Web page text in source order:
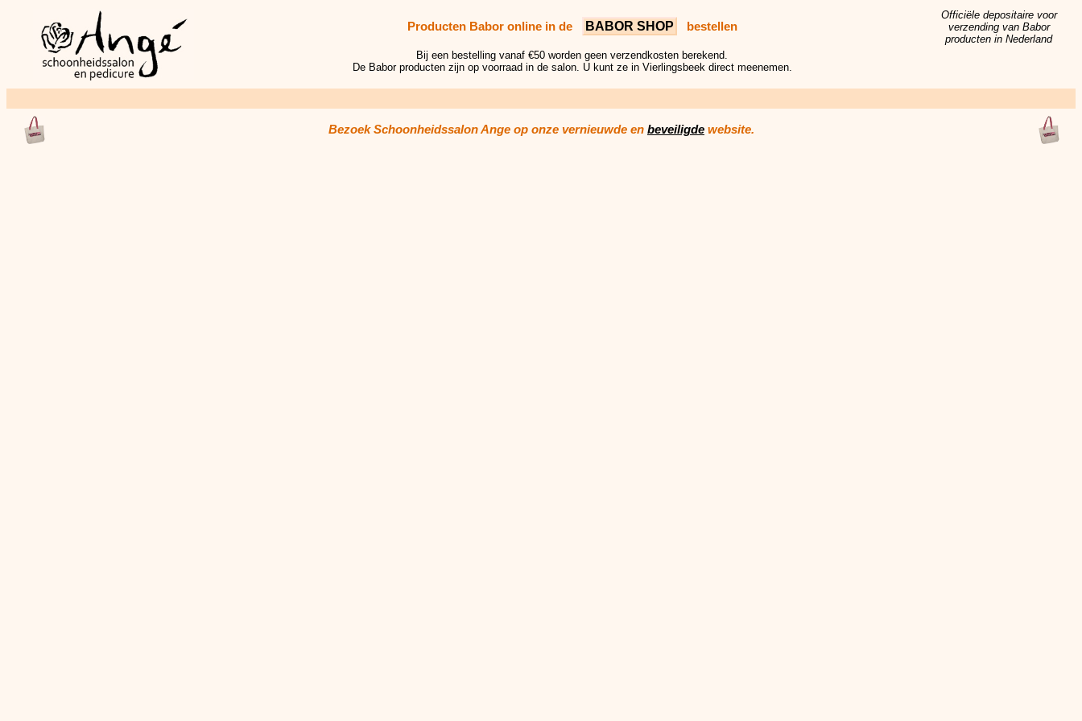
Producten Babor online in de BABOR SHOP bestellen
Bij een bestelling vanaf €50 worden geen verzendkosten berekend.
De Babor producten zijn op voorraad in de salon. U kunt ze in Vierlingsbeek direct meenemen.
Officiële depositaire voor
verzending van Babor
producten in Nederland
Bezoek Schoonheidssalon Ange op onze vernieuwde en beveiligde website.